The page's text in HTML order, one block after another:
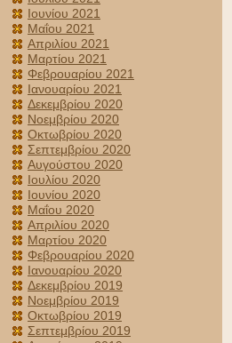
Ιουνίου 2021
Μαΐου 2021
Απριλίου 2021
Μαρτίου 2021
Φεβρουαρίου 2021
Ιανουαρίου 2021
Δεκεμβρίου 2020
Νοεμβρίου 2020
Οκτωβρίου 2020
Σεπτεμβρίου 2020
Αυγούστου 2020
Ιουλίου 2020
Ιουνίου 2020
Μαΐου 2020
Απριλίου 2020
Μαρτίου 2020
Φεβρουαρίου 2020
Ιανουαρίου 2020
Δεκεμβρίου 2019
Νοεμβρίου 2019
Οκτωβρίου 2019
Σεπτεμβρίου 2019